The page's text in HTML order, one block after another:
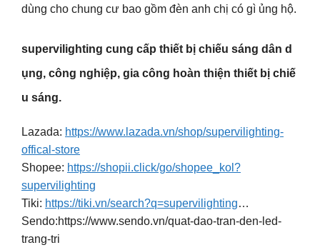
dùng cho chung cư bao gồm đèn anh chị có gì ủng hộ.
supervilighting cung cấp thiết bị chiếu sáng dân d
ụng, công nghiệp, gia công hoàn thiện thiết bị chiế
u sáng.
Lazada: https://www.lazada.vn/shop/supervilighting-
offical-store
Shopee: https://shopii.click/go/shopee_kol?
supervilighting
Tiki: https://tiki.vn/search?q=supervilighting…
Sendo:https://www.sendo.vn/quat-dao-tran-den-led-
trang-tri